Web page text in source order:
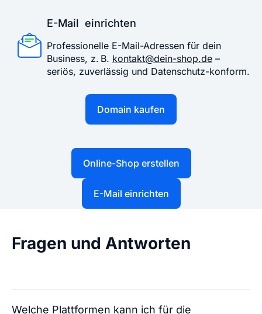
E-Mail einrichten
Professionelle E-Mail-Adressen für dein
Business, z. B. kontakt@dein-shop.de –
seriös, zuverlässig und Datenschutz-konform.
Domain kaufen
Online-Shop erstellen
E-Mail einrichten
Fragen und Antworten
Welche Plattformen kann ich für die